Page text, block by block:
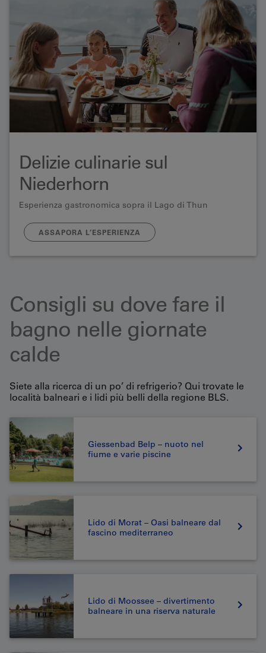
Delizie culinarie sul
Niederhorn
Esperienza gastronomica sopra il Lago di Thun
ASSAPORA L’ESPERIENZA
Consigli su dove fare il
bagno nelle giornate
calde
Siete alla ricerca di un po’ di refrigerio? Qui trovate le
località balneari e i lidi più belli della regione BLS.
Giessenbad Belp – nuoto nel
fiume e varie piscine
Lido di Morat – Oasi balneare dal
fascino mediterraneo
Lido di Moossee – divertimento
balneare in una riserva naturale